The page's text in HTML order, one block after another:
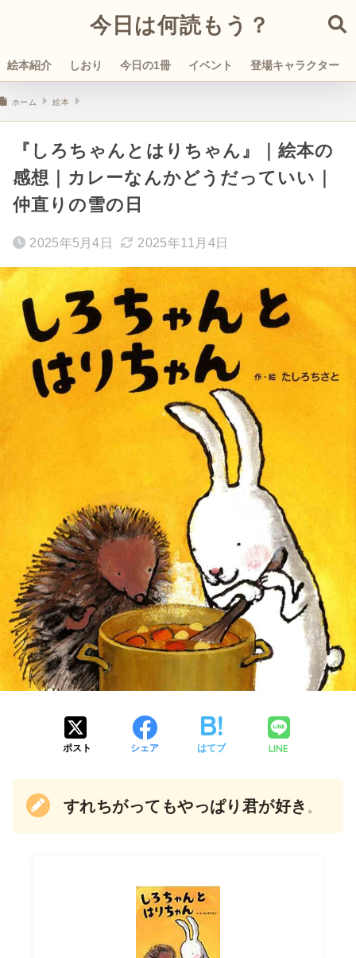
今日は何読もう？
絵本紹介 しおり 今日の1冊 イベント 登場キャラクター
ホーム 絵本
『しろちゃんとはりちゃん』｜絵本の
感想｜カレーなんかどうだっていい｜
仲直りの雪の日
2025年5月4日 2025年11月4日
ポスト シェア はてブ LINE
すれちがってもやっぱり君が好き 。